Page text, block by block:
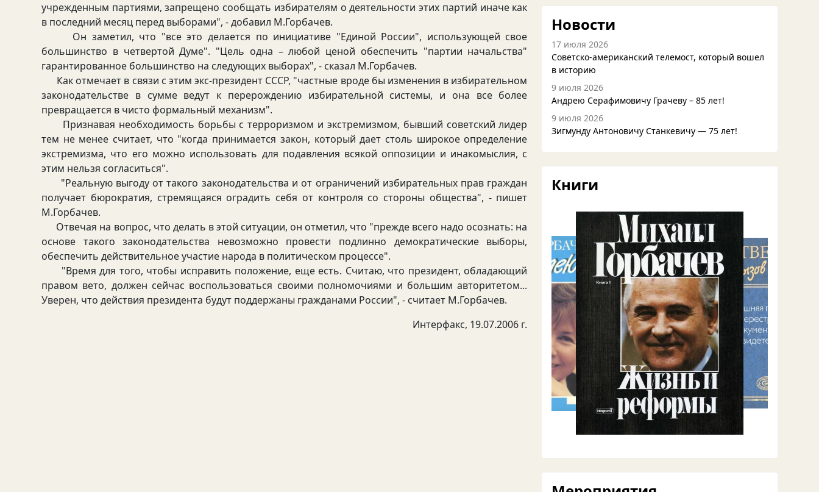
учрежденным партиями, запрещено сообщать избирателям о деятельности этих партий иначе как
в последний месяц перед выборами", - добавил М.Горбачев.
Он заметил, что "все это делается по инициативе "Единой России", использующей свое
большинство в четвертой Думе". "Цель одна – любой ценой обеспечить "партии начальства"
гарантированное большинство на следующих выборах", - сказал М.Горбачев.
Как отмечает в связи с этим экс-президент СССР, "частные вроде бы изменения в избирательном
законодательстве в сумме ведут к перерождению избирательной системы, и она все более
превращается в чисто формальный механизм".
Признавая необходимость борьбы с терроризмом и экстремизмом, бывший советский лидер
тем не менее считает, что "когда принимается закон, который дает столь широкое определение
экстремизма, что его можно использовать для подавления всякой оппозиции и инакомыслия, с
этим нельзя согласиться".
"Реальную выгоду от такого законодательства и от ограничений избирательных прав граждан
получает бюрократия, стремящаяся оградить себя от контроля со стороны общества", - пишет
М.Горбачев.
Отвечая на вопрос, что делать в этой ситуации, он отметил, что "прежде всего надо осознать: на
основе такого законодательства невозможно провести подлинно демократические выборы,
обеспечить действительное участие народа в политическом процессе".
"Время для того, чтобы исправить положение, еще есть. Считаю, что президент, обладающий
правом вето, должен сейчас воспользоваться своими полномочиями и большим авторитетом...
Уверен, что действия президента будут поддержаны гражданами России", - считает М.Горбачев.
Интерфакс, 19.07.2006 г.
Новости
17 июля 2026
Советско-американский телемост, который вошел
в историю
9 июля 2026
Андрею Серафимовичу Грачеву – 85 лет!
9 июля 2026
Зигмунду Антоновичу Станкевичу — 75 лет!
Книги